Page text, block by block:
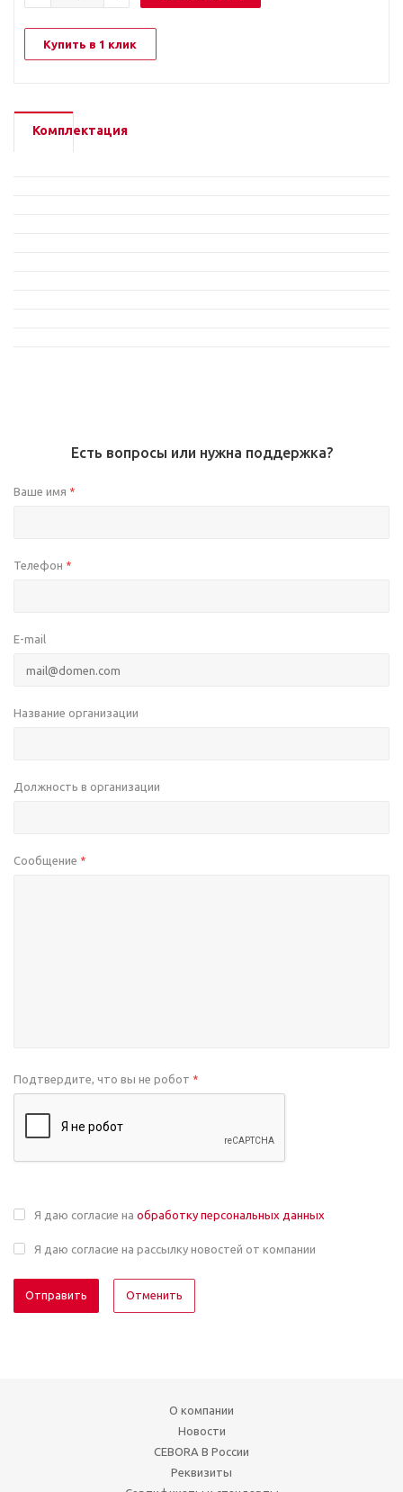
Купить в 1 клик
Комплектация
Есть вопросы или нужна поддержка?
Ваше имя *
Телефон *
E-mail
Название организации
Должность в организации
Сообщение *
Подтвердите, что вы не робот *
Я даю согласие на обработку персональных данных
Я даю согласие на рассылку новостей от компании
Отменить
О компании
Новости
CEBORA В России
Реквизиты